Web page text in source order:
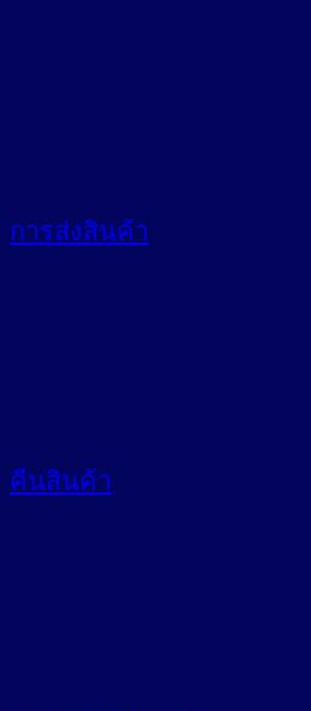
การส่งสินค้า
คืนสินค้า